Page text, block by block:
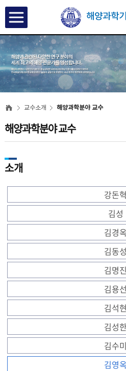
해양과학
교수소개 해양과학분야 교수
해양과학분야 교수
소개
강돈혁
김성
김경옥
김동성
김명진
김용선
김석현
김성한
김수미
김영옥